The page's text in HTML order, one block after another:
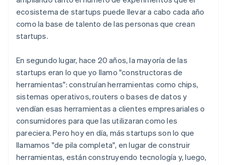
ecosistema de startups puede llevar a cabo cada año
como la base de talento de las personas que crean
startups.
En segundo lugar, hace 20 años, la mayoría de las
startups eran lo que yo llamo "constructoras de
herramientas": construían herramientas como chips,
sistemas operativos, routers o bases de datos y
vendían esas herramientas a clientes empresariales o
consumidores para que las utilizaran como les
pareciera. Pero hoy en día, más startups son lo que
llamamos "de pila completa", en lugar de construir
herramientas, están construyendo tecnología y, luego,